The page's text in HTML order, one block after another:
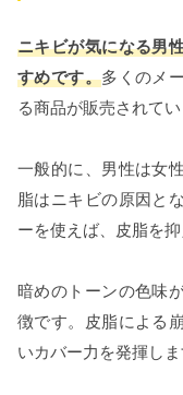
ニキビが気になる男
すめです。多くのメ
る商品が販売されてい
一般的に、男性は女
脂はニキビの原因と
ーを使えば、皮脂を
暗めのトーンの色味
徴です。皮脂による
いカバー力を発揮しま